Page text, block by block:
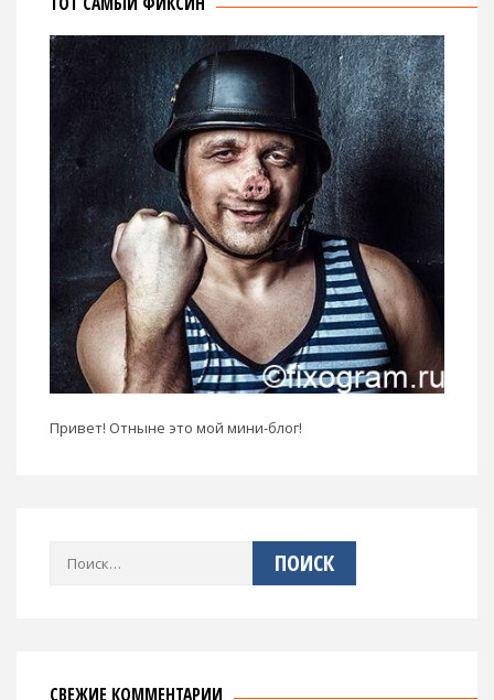
Привет! Отныне это мой мини-блог!
Найти:
СВЕЖИЕ КОММЕНТАРИИ